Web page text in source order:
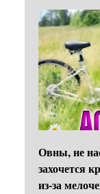
Овны, не
захочется
из-за